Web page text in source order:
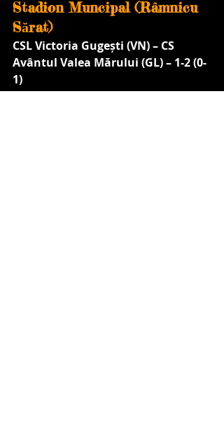
Stadion Muncipal (Râmnicu
Sărat)
CSL Victoria Gugești (VN) – CS
Avântul Valea Mărului (GL) – 1-2 (0-
1)